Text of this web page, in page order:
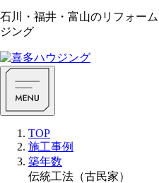
石川・福井・富山のリフォー
ジング
TOP
施工事例
築年数
伝統工法（古民家）